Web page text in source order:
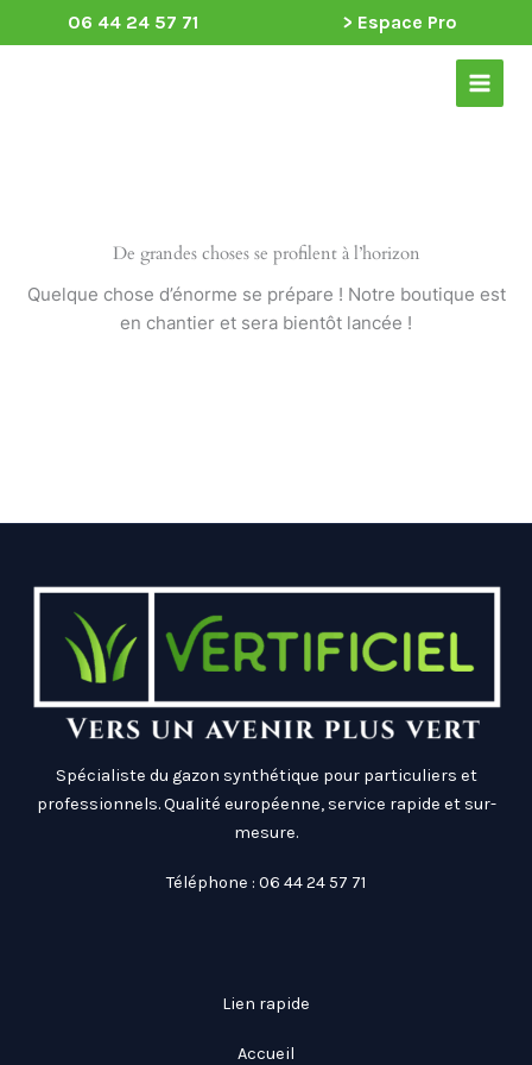
au
06 44 24 57 71 > Espace Pro
Main
Menu
De grandes choses se profilent à l’horizon
Quelque chose d’énorme se prépare ! Notre boutique est
en chantier et sera bientôt lancée !
Spécialiste du gazon synthétique pour particuliers et
professionnels. Qualité européenne, service rapide et sur-
mesure.
Téléphone : 06 44 24 57 71
Lien rapide
Accueil